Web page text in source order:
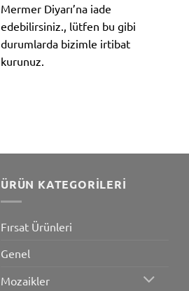
Mermer Diyarı’na iade
edebilirsiniz., lütfen bu gibi
durumlarda bizimle irtibat
kurunuz.
ÜRÜN KATEGORILERI
Fırsat Ürünleri
Genel
Mozaikler